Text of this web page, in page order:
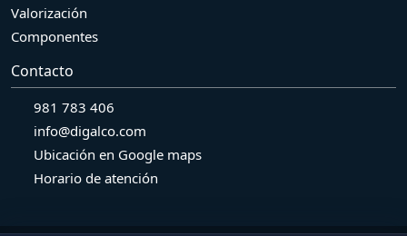
Valorización
Componentes
Contacto
981 783 406
info@digalco.com
Ubicación en Google maps
Horario de atención